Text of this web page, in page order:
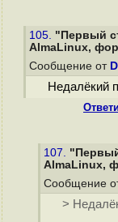
105. "Первый
AlmaLinux,
Сообщение от
Недалёкий
107.
AlmaLinux,
Сообщение
>